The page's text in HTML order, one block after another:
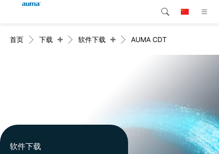
产品介绍
公司简介
Global
北美
搜索
首页 下载 + 软件下载 + AUMA CDT
软件下载